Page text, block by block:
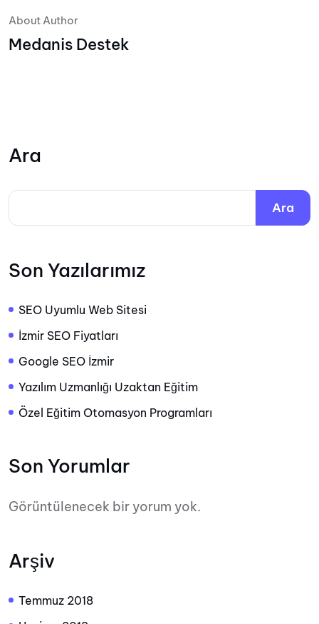
About Author
Medanis Destek
Ara
Ara
Son Yazılarımız
SEO Uyumlu Web Sitesi
İzmir SEO Fiyatları
Google SEO İzmir
Yazılım Uzmanlığı Uzaktan Eğitim
Özel Eğitim Otomasyon Programları
Son Yorumlar
Görüntülenecek bir yorum yok.
Arşiv
Temmuz 2018